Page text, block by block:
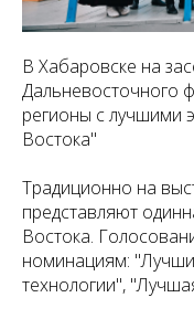
В Хабаровске на
Дальневосточного
регионы с лучшими
Востока"
Традиционно на
представляют
Востока.
номинациям:
технологии",